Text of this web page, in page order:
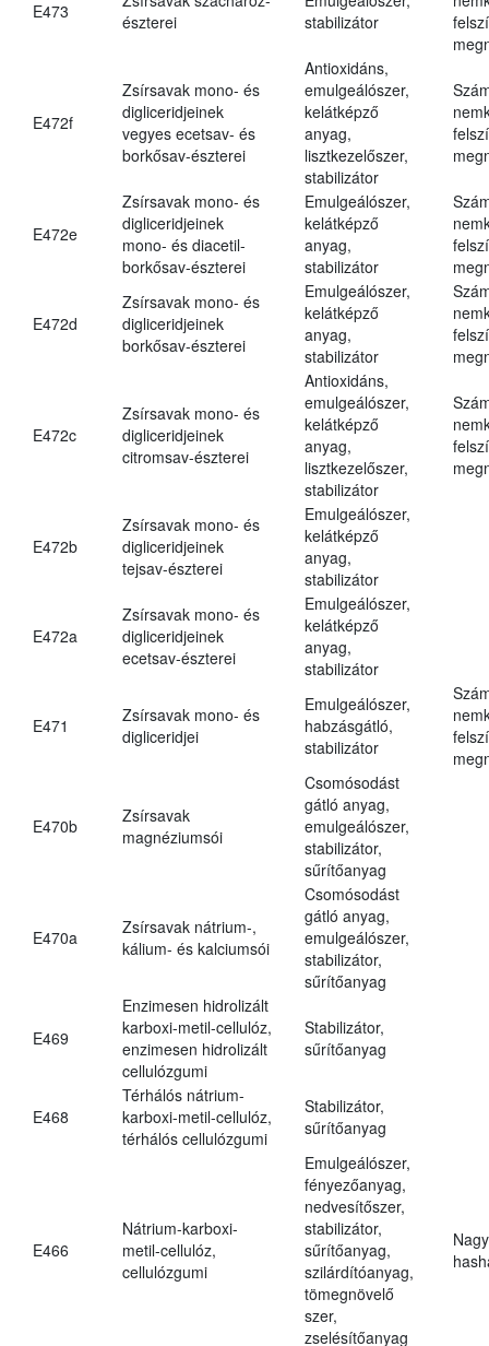
E473
észterei
stabilizátor
E472f
Zsírsavak mono- és
digliceridjeinek
vegyes ecetsav- és
borkősav-észterei
Antioxidáns,
emulgeálószer,
kelátképző
anyag,
lisztkezelőszer,
stabilizátor
E472e
Zsírsavak mono- és
digliceridjeinek
mono- és diacetil-
borkősav-észterei
Emulgeálószer,
kelátképző
anyag,
stabilizátor
E472d
Zsírsavak mono- és
digliceridjeinek
borkősav-észterei
Emulgeálószer,
kelátképző
anyag,
stabilizátor
E472c
Zsírsavak mono- és
digliceridjeinek
citromsav-észterei
Antioxidáns,
emulgeálószer,
kelátképző
anyag,
lisztkezelőszer,
stabilizátor
E472b
Zsírsavak mono- és
digliceridjeinek
tejsav-észterei
Emulgeálószer,
kelátképző
anyag,
stabilizátor
E472a
Zsírsavak mono- és
digliceridjeinek
ecetsav-észterei
Emulgeálószer,
kelátképző
anyag,
stabilizátor
E471
Zsírsavak mono- és
digliceridjei
Emulgeálószer,
habzásgátló,
stabilizátor
E470b
Zsírsavak
magnéziumsói
Csomósodást
gátló anyag,
emulgeálószer,
stabilizátor,
sűrítőanyag
E470a
Zsírsavak nátrium-,
kálium- és kalciumsói
Csomósodást
gátló anyag,
emulgeálószer,
stabilizátor,
sűrítőanyag
E469
Enzimesen hidrolizált
karboxi-metil-cellulóz,
enzimesen hidrolizált
cellulózgumi
Stabilizátor,
sűrítőanyag
E468
Térhálós nátrium-
karboxi-metil-cellulóz,
térhálós cellulózgumi
Stabilizátor,
sűrítőanyag
E466
Nátrium-karboxi-
metil-cellulóz,
cellulózgumi
Emulgeálószer,
fényezőanyag,
nedvesítőszer,
stabilizátor,
sűrítőanyag,
szilárdítóanyag,
tömegnövelő
szer,
zselésítőanyag